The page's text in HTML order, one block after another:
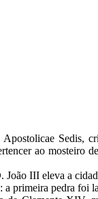
Sedis,
ao
III eleva a
a primeira pedra foi